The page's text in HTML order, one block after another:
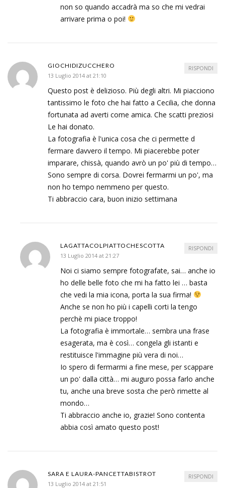
non so quando accadrà ma so che mi vedrai
arrivare prima o poi!
GIOCHIDIZUCCHERO
13 Luglio 2014 at 21:10
Questo post è delizioso. Più degli altri. Mi piacciono
tantissimo le foto che hai fatto a Cecilia, che donna
fortunata ad averti come amica. Che scatti preziosi
Le hai donato.
La fotografia è l'unica cosa che ci permette d
fermare davvero il tempo. Mi piacerebbe poter
imparare, chissà, quando avrò un po' più di tempo…
Sono sempre di corsa. Dovrei fermarmi un po', ma
non ho tempo nemmeno per questo.
Ti abbraccio cara, buon inizio settimana
RISPONDI
LAGATTACOLPIATTOCHESCOTTA
13 Luglio 2014 at 21:27
Noi ci siamo sempre fotografate, sai… anche io
ho delle belle foto che mi ha fatto lei … basta
che vedi la mia icona, porta la sua firma!
Anche se non ho più i capelli corti la tengo
perchè mi piace troppo!
La fotografia è immortale… sembra una frase
esagerata, ma è così… congela gli istanti e
restituisce l'immagine più vera di noi…
Io spero di fermarmi a fine mese, per scappare
un po' dalla città… mi auguro possa farlo anche
tu, anche una breve sosta che però rimette al
mondo…
Ti abbraccio anche io, grazie! Sono contenta
abbia così amato questo post!
RISPONDI
SARA E LAURA-PANCETTABISTROT
13 Luglio 2014 at 21:51
RISPONDI